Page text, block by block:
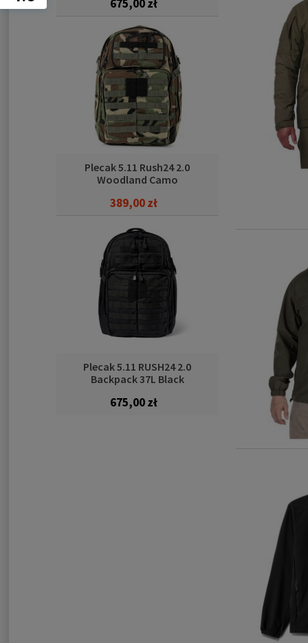
675,00 zł
Plecak 5.11 Rush24 2.0
Woodland Camo
389,00 zł
Cena regularna:
Najniższa cena:389,00 zł
Plecak 5.11 RUSH24 2.0
Backpack 37L Black
675,00 zł